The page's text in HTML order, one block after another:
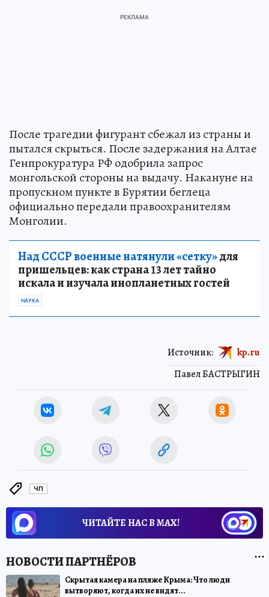
После трагедии фигурант сбежал из страны и
пытался скрыться. После задержания на Алтае
Генпрокуратура РФ одобрила запрос
монгольской стороны на выдачу. Накануне на
пропускном пункте в Бурятии беглеца
официально передали правоохранителям
Монголии.
Над СССР военные натянули «сетку»для
пришельцев: как страна 13 лет тайно
искала и изучала инопланетных гостей
НАУКА
Павел БАСТРЫГИН
Источник: kp.ru
ЧП
ЧИТАЙТЕ НАС В МАХ!
Скрытая камера на пляже Крыма: Что люди
вытворяют, когда их не видят...